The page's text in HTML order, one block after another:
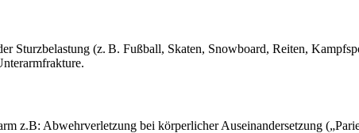
Sturzbelastung (z. B. Fußball, Skaten, Snowboard, Reiten,
z.B: Abwehrverletzung bei körperlicher Auseinandersetzung